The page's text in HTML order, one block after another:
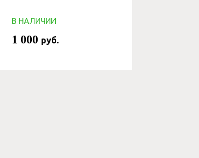
В НАЛИЧИИ
1 000 руб.